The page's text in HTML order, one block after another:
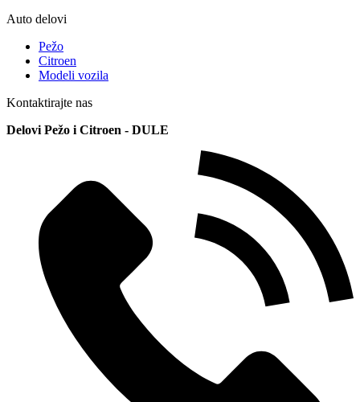
Auto delovi
Pežo
Citroen
Modeli vozila
Kontaktirajte nas
Delovi Pežo i Citroen - DULE